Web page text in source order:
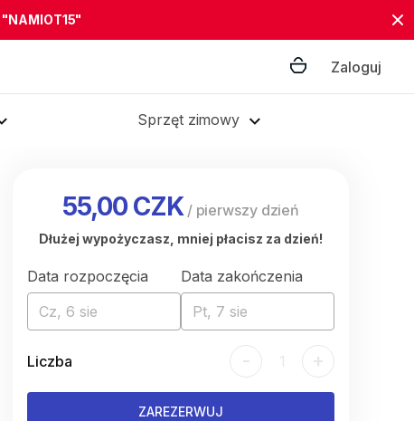
"NAMIOT15"
Zaloguj
Sprzęt zimowy
55,00 CZK/ pierwszy dzień
Dłużej wypożyczasz, mniej płacisz za dzień!
Data rozpoczęcia
Cz, 6 sie
Data zakończenia
Pt, 7 sie
Liczba - 1 +
ZAREZERWUJ